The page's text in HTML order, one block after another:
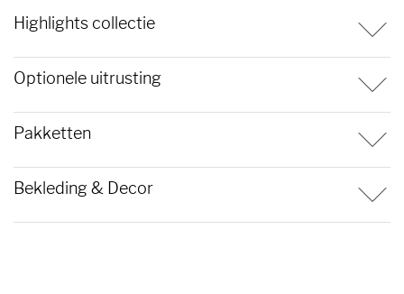
Highlights collectie
Optionele uitrusting
Pakketten
Bekleding & Decor